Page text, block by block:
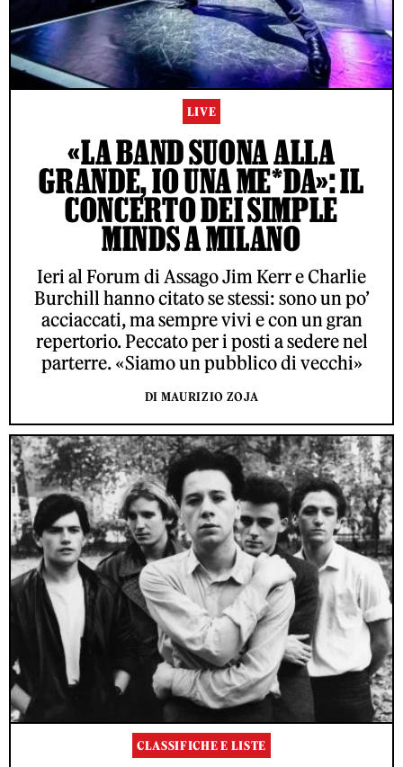
LIVE
«LA BAND SUONA ALLA
GRANDE, IO UNA ME*DA»: IL
CONCERTO DEI SIMPLE
MINDS A MILANO
Ieri al Forum di Assago Jim Kerr e Charlie
Burchill hanno citato se stessi: sono un po’
acciaccati, ma sempre vivi e con un gran
repertorio. Peccato per i posti a sedere nel
parterre. «Siamo un pubblico di vecchi»
DI MAURIZIO ZOJA
CLASSIFICHE E LISTE